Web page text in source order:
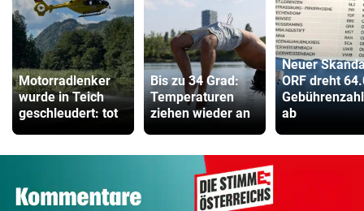
Motorradlenker
wurde in Teich
geschleudert: tot
Bis zu 34 Grad:
Temperaturen
ziehen wieder an
Neuer
ORF dreht
ab